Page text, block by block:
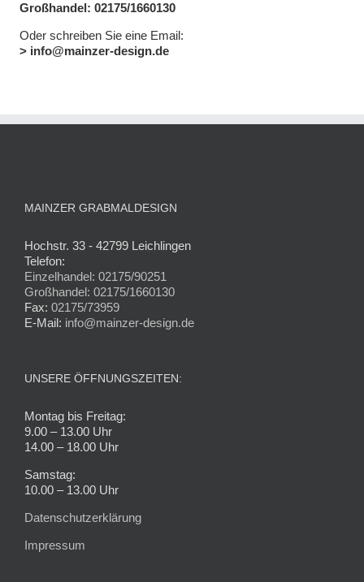
Großhandel: 02175/1660130
Oder schreiben Sie eine Email:
> info@mainzer-design.de
MAINZER GRABMALDESIGN
Hochstr. 33 - 42799 Leichlingen
Telefon:
Einzelhandel: 02175/90251
Großhandel: 02175/1660130
Fax: 02175/73959
E-Mail: info@mainzer-design.de
UNSERE ÖFFNUNGSZEITEN:
Montag bis Freitag:
9.00 – 13.00 Uhr
14.00 – 18.00 Uhr
Samstag:
10.00 – 13.00 Uhr
Datenschutzerklärung
Impressum